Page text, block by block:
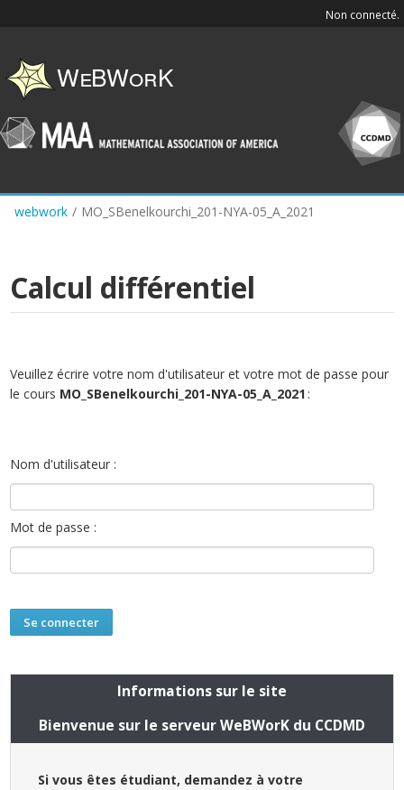
content
Non connecté.
webwork / MO_SBenelkourchi_201-NYA-05_A_2021
Calcul différentiel
Veuillez écrire votre nom d'utilisateur et votre mot de passe pour
le cours MO_SBenelkourchi_201-NYA-05_A_2021 :
Nom d'utilisateur :
Mot de passe :
Informations sur le site
Bienvenue sur le serveur WeBWorK du CCDMD
Si vous êtes étudiant, demandez à votre